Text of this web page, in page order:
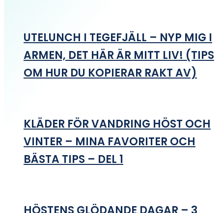
UTELUNCH I TEGEFJÄLL – NYP MIG I
ARMEN, DET HÄR ÄR MITT LIV! (TIPS
OM HUR DU KOPIERAR RAKT AV)
KLÄDER FÖR VANDRING HÖST OCH
VINTER – MINA FAVORITER OCH
BÄSTA TIPS – DEL 1